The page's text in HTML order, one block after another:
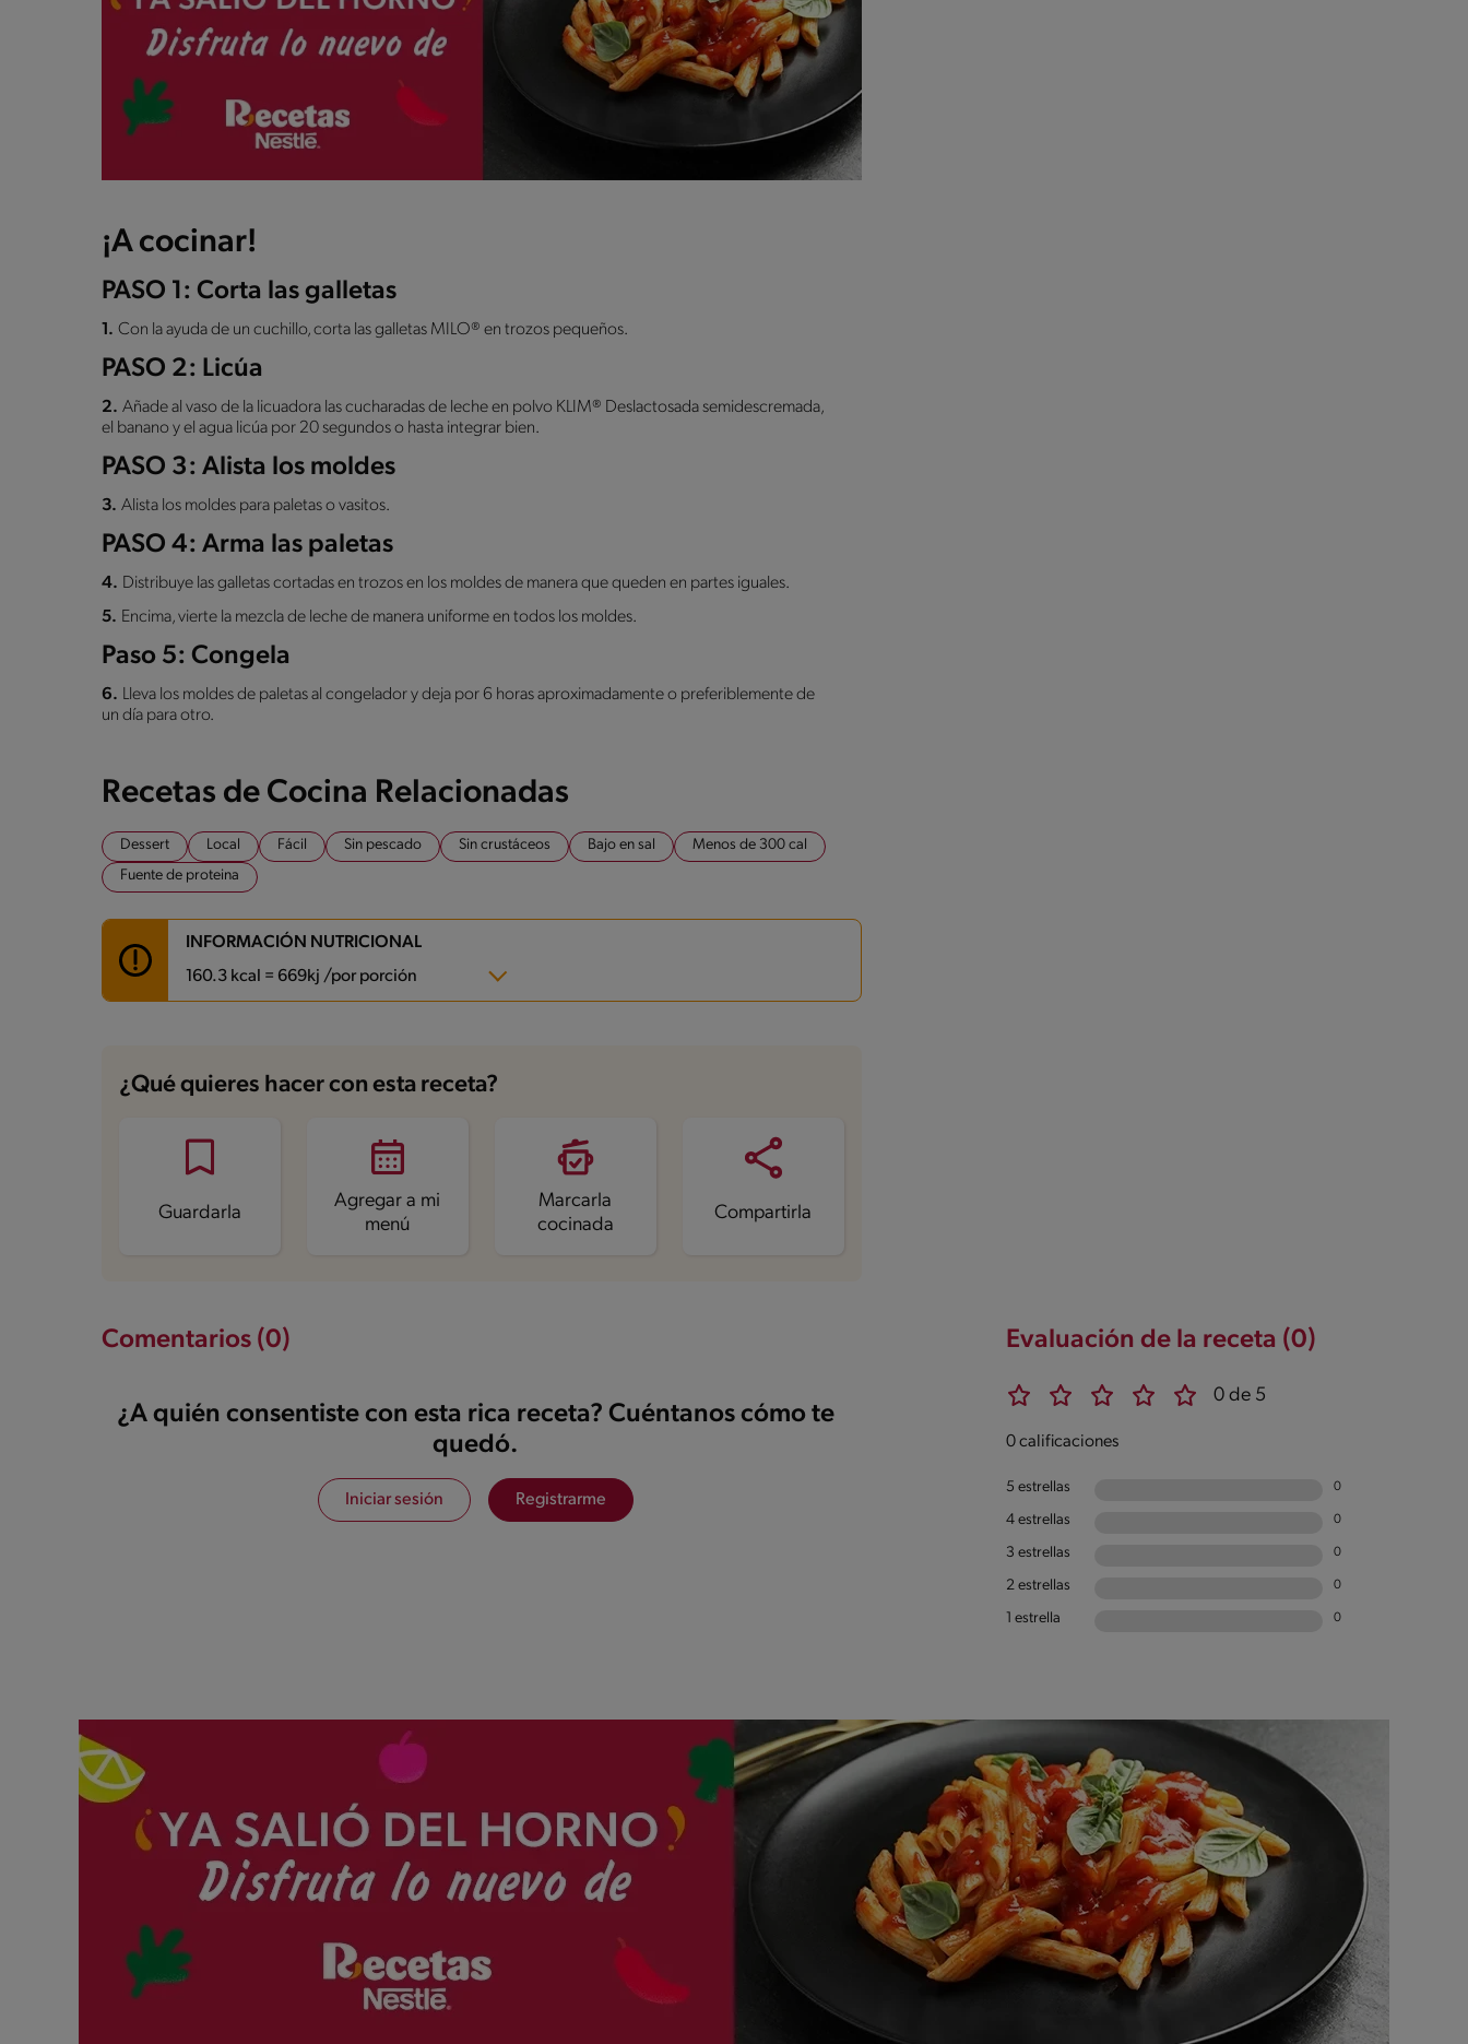
¡A cocinar!
PASO 1: Corta las galletas
1. Con la ayuda de un cuchillo, corta las galletas MILO® en trozos pequeños.
PASO 2: Licúa
2. Añade al vaso de la licuadora las cucharadas de leche en polvo KLIM® Deslactosada semidescremada,
el banano y el agua licúa por 20 segundos o hasta integrar bien.
PASO 3: Alista los moldes
3. Alista los moldes para paletas o vasitos.
PASO 4: Arma las paletas
4. Distribuye las galletas cortadas en trozos en los moldes de manera que queden en partes iguales.
5. Encima, vierte la mezcla de leche de manera uniforme en todos los moldes.
Paso 5: Congela
6. Lleva los moldes de paletas al congelador y deja por 6 horas aproximadamente o preferiblemente de
un día para otro.
Recetas de Cocina Relacionadas
Dessert Local Fácil Sin pescado Sin crustáceos Bajo en sal
Menos de 300 cal
Fuente de proteina
INFORMACIÓN NUTRICIONAL
160.3 kcal = 669kj /por porción
Energía
160.3 kcal
Grasas 7.5 g
Sodio
¿Qué quieres hacer con esta receta?
Guardarla
Agregar a mi
menú
Marcarla
cocinada
Compartirla
Evaluación de la receta (0)
0 de 5
0 calificaciones
5 estrellas 0
4 estrellas 0
3 estrellas 0
2 estrellas 0
1 estrella 0
Comentarios (0)
¿A quién consentiste con esta rica receta? Cuéntanos cómo te
quedó.
Iniciar sesión Registrarme